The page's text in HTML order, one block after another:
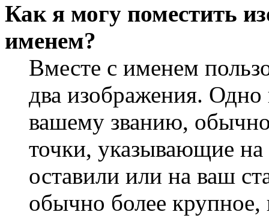
Как я могу поместить
именем?
Вместе с именем
два изображения.
вашему званию, обычно
точки, указывающие
оставили или на ваш
обычно более крупное,